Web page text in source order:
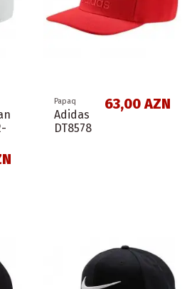
Papaq
Adidas
DT8578
63,00 AZN